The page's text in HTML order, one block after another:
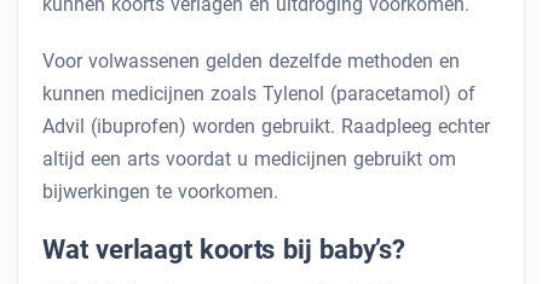
kunnen koorts verlagen en uitdroging voorkomen.
Voor volwassenen gelden dezelfde methoden en
kunnen medicijnen zoals Tylenol (paracetamol) of
Advil (ibuprofen) worden gebruikt. Raadpleeg echter
altijd een arts voordat u medicijnen gebruikt om
bijwerkingen te voorkomen.
Wat verlaagt koorts bij baby’s?